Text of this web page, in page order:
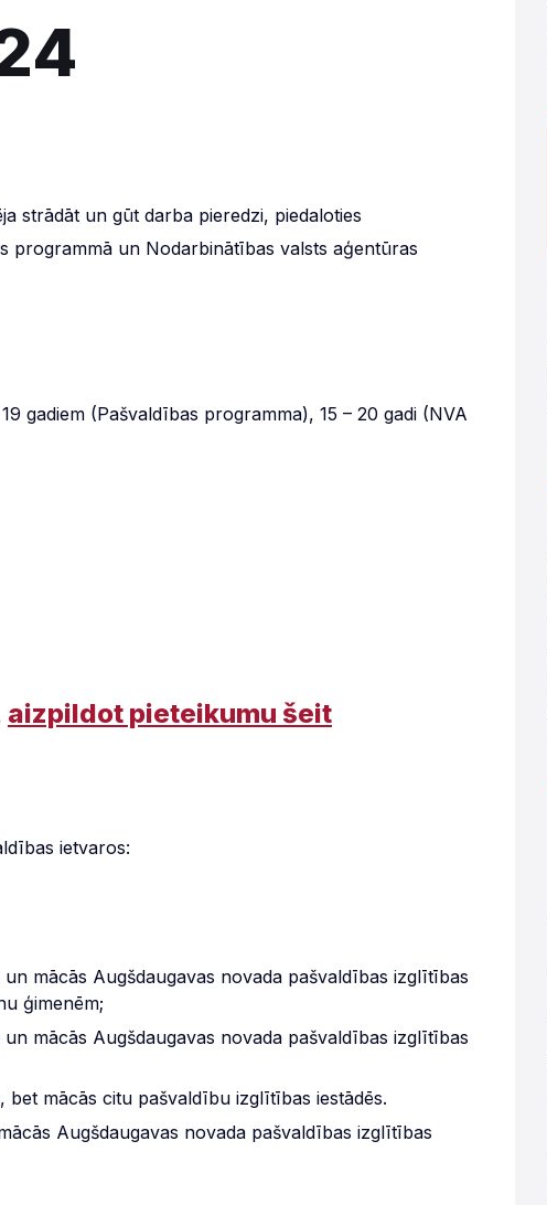
strādāt un gūt darba pieredzi, piedaloties
programmā un Nodarbinātības valsts aģentūras
gadiem (Pašvaldības programma), 15 – 20 gadi (NVA
aizpildot pieteikumu šeit
ietvaros:
mācās Augšdaugavas novada pašvaldības izglītības
ģimenēm;
mācās Augšdaugavas novada pašvaldības izglītības
mācās citu pašvaldību izglītības iestādēs.
Augšdaugavas novada pašvaldības izglītības